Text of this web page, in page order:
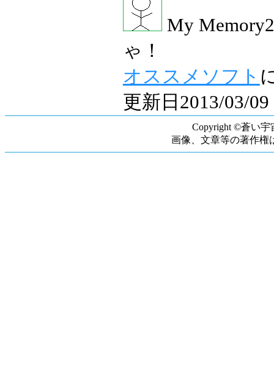
My
ゃ！
オススメソフト
更新日2013/03/09
Copyright ©蒼い宇
画像、文章等の著作権